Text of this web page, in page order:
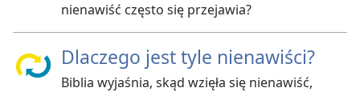
nienawiść często się przejawia?
Dlaczego jest tyle nienawiści?
Biblia wyjaśnia, skąd wzięła się nienawiść,